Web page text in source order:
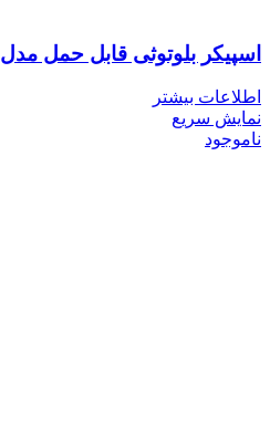
اسپیکر بلوتوثی قابل حمل مدل ZQ-101
اطلاعات بیشتر
نمایش سریع
ناموجود